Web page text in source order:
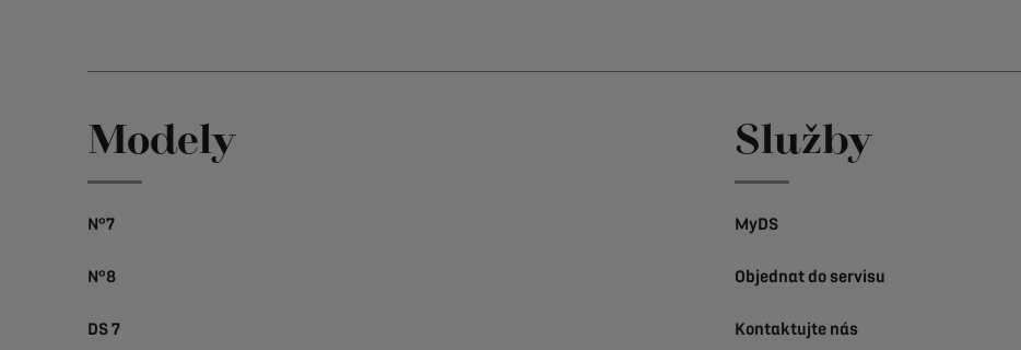
Modely
N°7
N°8
DS 7
Služby
MyDS
Objednat do servisu
Kontaktujte nás